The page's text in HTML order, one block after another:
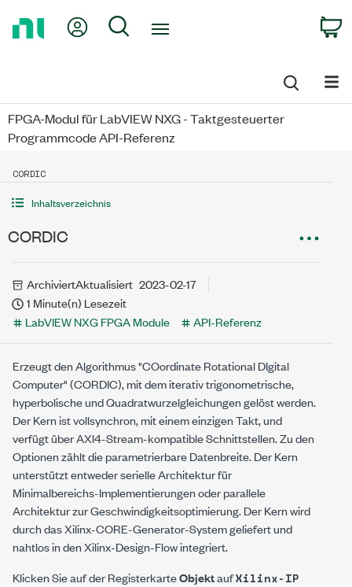
My Account
Search
FPGA-Modul für LabVIEW NXG - Taktgesteuerter
Programmcode API-Referenz
CORDIC
Inhaltsverzeichnis
CORDIC
ArchiviertAktualisiert 2023-02-17
1 Minute(n) Lesezeit
LabVIEW NXG FPGA Module
API-Referenz
Erzeugt den Algorithmus "COordinate Rotational DIgital
Computer" (CORDIC), mit dem iterativ trigonometrische,
hyperbolische und Quadratwurzelgleichungen gelöst werden.
Der Kern ist vollsynchron, mit einem einzigen Takt, und
verfügt über AXl4-Stream-kompatible Schnittstellen. Zu den
Optionen zählt die parametrierbare Datenbreite. Der Kern
unterstützt entweder serielle Architektur für
Minimalbereichs-Implementierungen oder parallele
Architektur zur Geschwindigkeitsoptimierung. Der Kern wird
durch das Xilinx-CORE-Generator-System geliefert und
nahtlos in den Xilinx-Design-Flow integriert.
Klicken Sie auf der RegisterkarteObjektaufXilinx-IP